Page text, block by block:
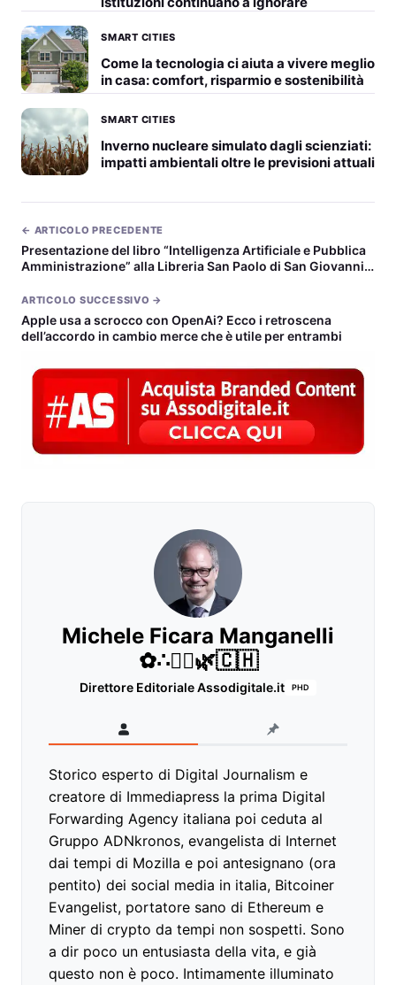
SMART CITIES
Come la tecnologia ci aiuta a vivere meglio
in casa: comfort, risparmio e sostenibilità
SMART CITIES
Inverno nucleare simulato dagli scienziati:
impatti ambientali oltre le previsioni attuali
← ARTICOLO PRECEDENTE
Presentazione del libro “Intelligenza Artificiale e Pubblica
Amministrazione” alla Libreria San Paolo di San Giovanni
ARTICOLO SUCCESSIVO →
Apple usa a scrocco con OpenAi? Ecco i retroscena
dell’accordo in cambio merce che è utile per entrambi
Michele Ficara Manganelli
✿∴♛🌿🇨🇭
Direttore Editoriale Assodigitale.it PHD
Storico esperto di Digital Journalism e
creatore di Immediapress la prima Digital
Forwarding Agency italiana poi ceduta al
Gruppo ADNkronos, evangelista di Internet
dai tempi di Mozilla e poi antesignano (ora
pentito) dei social media in italia, Bitcoiner
Evangelist, portatore sano di Ethereum e
Miner di crypto da tempi non sospetti. Sono
a dir poco un entusiasta della vita, e già
questo non è poco. Intimamente illuminato